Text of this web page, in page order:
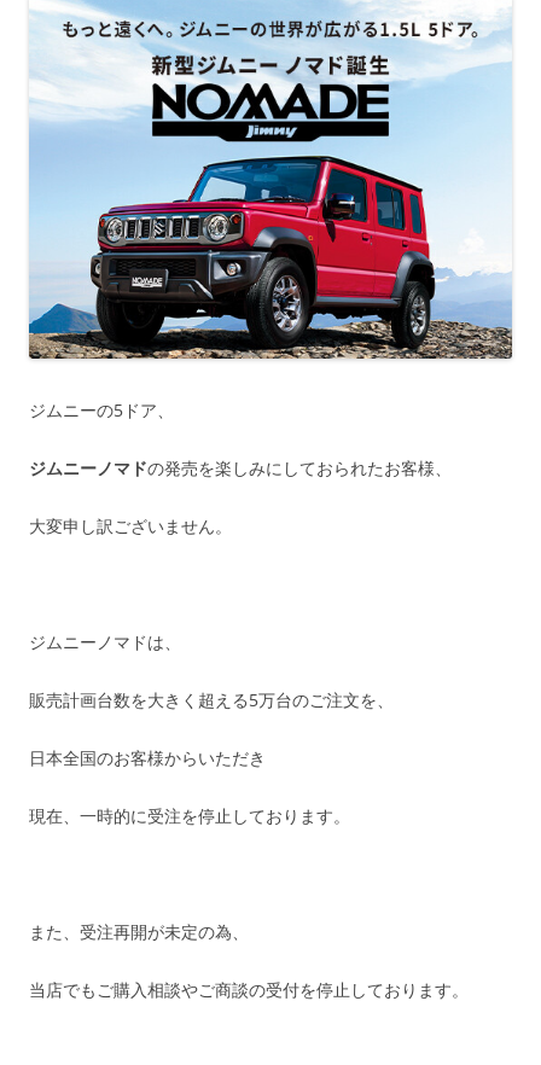
ジムニーの5ドア、
ジムニーノマドの発売を楽しみにしておられたお客様、
大変申し訳ございません。
ジムニーノマドは、
販売計画台数を大きく超える5万台のご注文を、
日本全国のお客様からいただき
現在、一時的に受注を停止しております。
また、受注再開が未定の為、
当店でもご購入相談やご商談の受付を停止しております。